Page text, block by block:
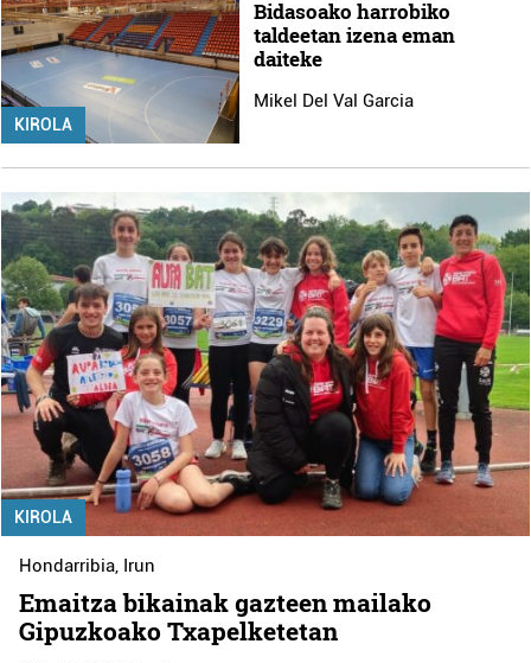
KIROLA
Bidasoako harrobiko
taldeetan izena eman
daiteke
Mikel Del Val Garcia
KIROLA
Hondarribia, Irun
Emaitza bikainak gazteen mailako
Gipuzkoako Txapelketetan